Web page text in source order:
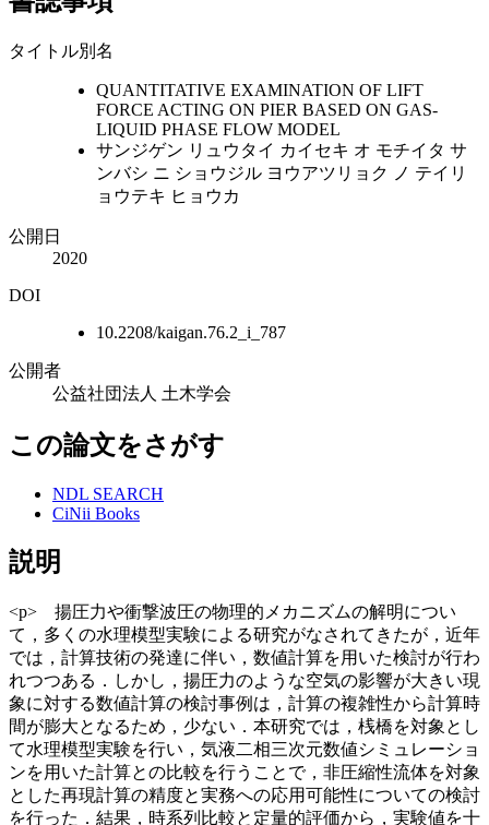
タイトル別名
QUANTITATIVE EXAMINATION OF LIFT
FORCE ACTING ON PIER BASED ON GAS-
LIQUID PHASE FLOW MODEL
サンジゲン リュウタイ カイセキ オ モチイタ サ
ンバシ ニ ショウジル ヨウアツリョク ノ テイリ
ョウテキ ヒョウカ
公開日
2020
DOI
10.2208/kaigan.76.2_i_787
公開者
公益社団法人 土木学会
この論文をさがす
NDL SEARCH
CiNii Books
説明
<p> 揚圧力や衝撃波圧の物理的メカニズムの解明につい
て，多くの水理模型実験による研究がなされてきたが，近年
では，計算技術の発達に伴い，数値計算を用いた検討が行わ
れつつある．しかし，揚圧力のような空気の影響が大きい現
象に対する数値計算の検討事例は，計算の複雑性から計算時
間が膨大となるため，少ない．本研究では，桟橋を対象とし
て水理模型実験を行い，気液二相三次元数値シミュレーショ
ンを用いた計算との比較を行うことで，非圧縮性流体を対象
とした再現計算の精度と実務への応用可能性についての検討
を行った．結果，時系列比較と定量的評価から，実験値を十